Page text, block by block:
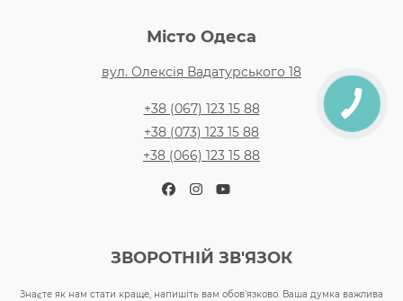
Місто Одеса
вул. Олексія Вадатурського 18
+38 (067) 123 15 88
+38 (073) 123 15 88
+38 (066) 123 15 88
Facebook
Instagram
YouTube
ЗВОРОТНІЙ ЗВ'ЯЗОК
Знаєте як нам стати краще, напишіть вам обов’язково. Ваша думка важлива